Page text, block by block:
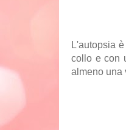
L'autopsia
collo e con
almeno una